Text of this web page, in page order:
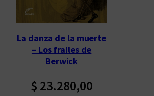
La danza de la muerte
– Los frailes de
Berwick
$ 23.280,00